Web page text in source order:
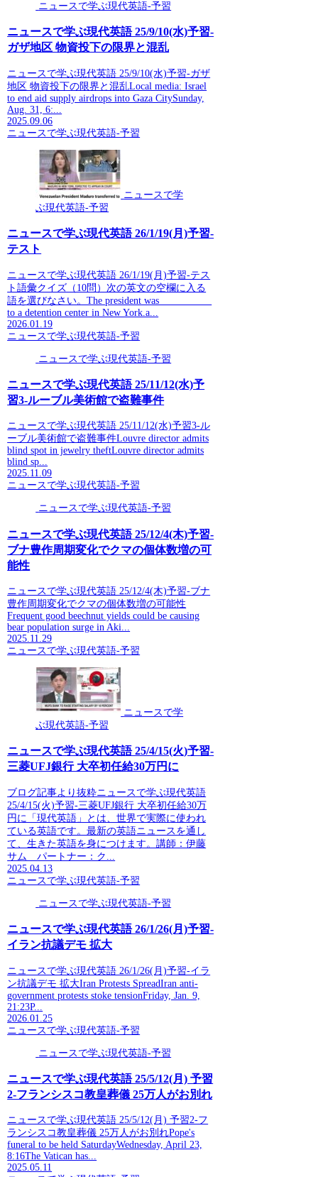
ニュースで学ぶ現代英語-予習
ニュースで学ぶ現代英語 25/9/10(水)予習-
ガザ地区 物資投下の限界と混乱
ニュースで学ぶ現代英語 25/9/10(水)予習-ガザ
地区 物資投下の限界と混乱Local media: Israel
to end aid supply airdrops into Gaza CitySunday,
Aug. 31, 6:...
2025.09.06
ニュースで学ぶ現代英語-予習
ニュースで学
ぶ現代英語-予習
ニュースで学ぶ現代英語 26/1/19(月)予習-
テスト
ニュースで学ぶ現代英語 26/1/19(月)予習-テス
ト語彙クイズ（10問）次の英文の空欄に入る
語を選びなさい。The president was __________
to a detention center in New York.a...
2026.01.19
ニュースで学ぶ現代英語-予習
ニュースで学ぶ現代英語-予習
ニュースで学ぶ現代英語 25/11/12(水)予
習3-ルーブル美術館で盗難事件
ニュースで学ぶ現代英語 25/11/12(水)予習3-ル
ーブル美術館で盗難事件Louvre director admits
blind spot in jewelry theftLouvre director admits
blind sp...
2025.11.09
ニュースで学ぶ現代英語-予習
ニュースで学ぶ現代英語-予習
ニュースで学ぶ現代英語 25/12/4(木)予習-
ブナ豊作周期変化でクマの個体数増の可
能性
ニュースで学ぶ現代英語 25/12/4(木)予習-ブナ
豊作周期変化でクマの個体数増の可能性
Frequent good beechnut yields could be causing
bear population surge in Aki...
2025.11.29
ニュースで学ぶ現代英語-予習
ニュースで学
ぶ現代英語-予習
ニュースで学ぶ現代英語 25/4/15(火)予習-
三菱UFJ銀行 大卒初任給30万円に
ブログ記事より抜粋ニュースで学ぶ現代英語
25/4/15(火)予習-三菱UFJ銀行 大卒初任給30万
円に「現代英語」とは、世界で実際に使われ
ている英語です。最新の英語ニュースを通し
て、生きた英語を身につけます。講師：伊藤
サム パートナー：ク...
2025.04.13
ニュースで学ぶ現代英語-予習
ニュースで学ぶ現代英語-予習
ニュースで学ぶ現代英語 26/1/26(月)予習-
イラン抗議デモ 拡大
ニュースで学ぶ現代英語 26/1/26(月)予習-イラ
ン抗議デモ 拡大Iran Protests SpreadIran anti-
government protests stoke tensionFriday, Jan. 9,
21:23P...
2026.01.25
ニュースで学ぶ現代英語-予習
ニュースで学ぶ現代英語-予習
ニュースで学ぶ現代英語 25/5/12(月) 予習
2-フランシスコ教皇葬儀 25万人がお別れ
ニュースで学ぶ現代英語 25/5/12(月) 予習2-フ
ランシスコ教皇葬儀 25万人がお別れPope's
funeral to be held SaturdayWednesday, April 23,
8:16The Vatican has...
2025.05.11